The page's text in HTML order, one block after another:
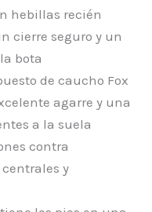
hebillas recién
cierre seguro y un
bota
de caucho Fox
agarre y una
a la suela
contra
y